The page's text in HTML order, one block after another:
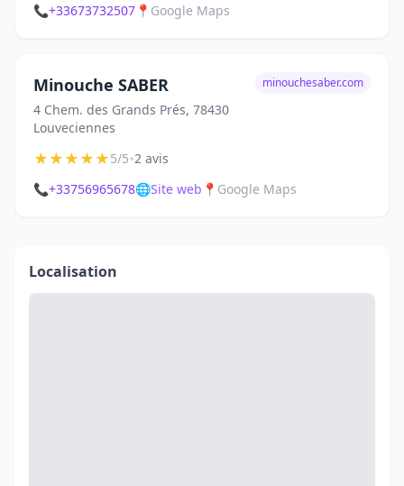
📞+33673732507 📍 Google Maps
Minouche SABER
4 Chem. des Grands Prés, 78430
Louveciennes
minouchesaber.com
★★★★★5/5•2 avis
📞+33756965678🌐Site web 📍 Google Maps
Localisation